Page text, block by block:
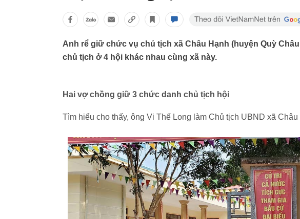
Anh rể giữ chức vụ chủ tịch xã Châu Hạnh (huyện Quỳ
chủ tịch ở 4 hội khác nhau cùng xã này.
Hai vợ chồng giữ 3 chức danh chủ tịch hội
Tìm hiểu cho thấy, ông Vi Thế Long làm Chủ tịch UBND xã